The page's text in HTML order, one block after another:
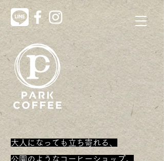
大人になっても立ち寄れる、
​公園のようなコーヒーショップ。